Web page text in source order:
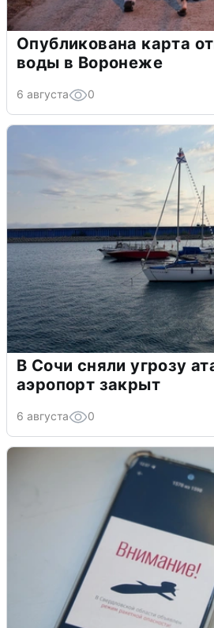
Опубликована карта
воды в Воронеже
6 августа 0
В Сочи сняли угрозу
аэропорт закрыт
6 августа 0